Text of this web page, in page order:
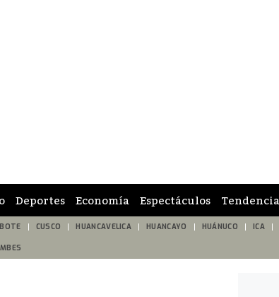
Deportes Economía Espectáculos Tendencia
CUSCO HUANCAVELICA HUANCAYO HUÁNUCO ICA